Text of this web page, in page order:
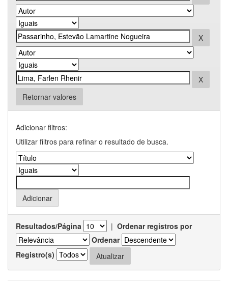
Retornar valores
Adicionar filtros:
Utilizar filtros para refinar o resultado de busca.
Resultados/Página | Ordenar registros por
Ordenar
Registro(s)